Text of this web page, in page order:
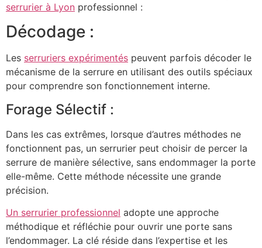
serrurier à Lyon professionnel :
Décodage :
Les serruriers expérimentés peuvent parfois décoder le
mécanisme de la serrure en utilisant des outils spéciaux
pour comprendre son fonctionnement interne.
Forage Sélectif :
Dans les cas extrêmes, lorsque d’autres méthodes ne
fonctionnent pas, un serrurier peut choisir de percer la
serrure de manière sélective, sans endommager la porte
elle-même. Cette méthode nécessite une grande
précision.
Un serrurier professionnel adopte une approche
méthodique et réfléchie pour ouvrir une porte sans
l’endommager. La clé réside dans l’expertise et les